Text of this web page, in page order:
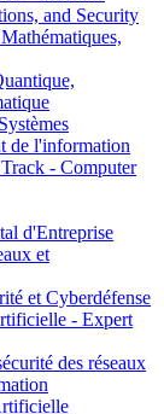
and Security
de l'information
- Computer
d'Entreprise
et
et Cyberdéfense
- Expert
des réseaux